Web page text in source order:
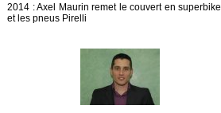
2014 : Axel Maurin remet le couvert en
et les pneus Pirelli